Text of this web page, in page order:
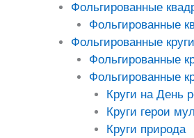
Фольгированные
Фольгированные
Фольгированные круги
Фольгированные
Фольгированные
Круги на День
Круги герои
Круги природа